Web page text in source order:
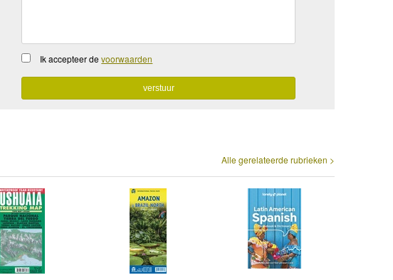
Ik accepteer devoorwaarden
Alle gerelateerde rubrieken >